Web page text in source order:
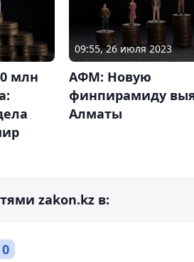
млн
09:55, 26 июля 2023
АФМ: Новую
финпирамиду
Алматы
zakon.kz в:
0